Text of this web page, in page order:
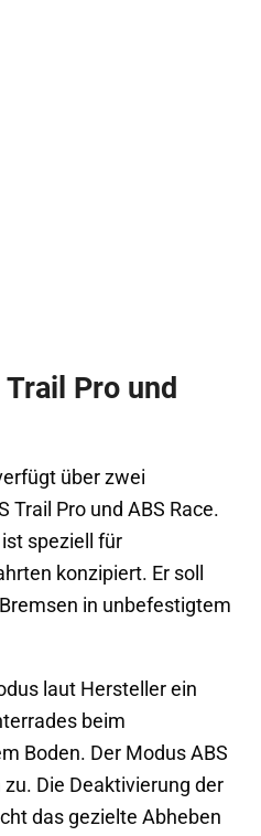
Pro und
über zwei
Trail Pro und ABS Race.
ist speziell für
konzipiert. Er soll
in unbefestigtem
laut Hersteller ein
beim
Boden. Der Modus ABS
Die Deaktivierung der
das gezielte Abheben